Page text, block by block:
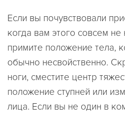
Если вы почувствовали
когда вам этого совсем
примите положение тела,
обычно несвойственно.
ноги, сместите центр
положение ступней или
лица. Если вы не один в